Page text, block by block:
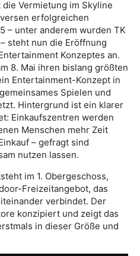
Vermietung im Skyline
erfolgreichen
– unter anderem wurden TK
steht nun die Eröffnung
Konzeptes an.
8. Mai ihren bislang größten
Entertainment-Konzept in
Spielen und
Hintergrund ist ein klarer
Einkaufszentren werden
Menschen mehr Zeit
– gefragt sind
nutzen lassen.
im 1. Obergeschoss,
Freizeitangebot, das
verbindet. Der
konzipiert und zeigt das
in dieser Größe und